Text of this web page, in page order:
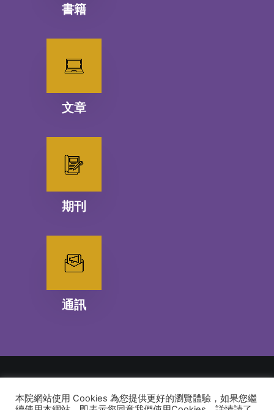
書籍
文章
期刊
通訊
© 2026 建道神學院Alliance Bible Seminary. All rights reserved
本院網站使用 Cookies 為您提供更好的瀏覽體驗，如果您繼